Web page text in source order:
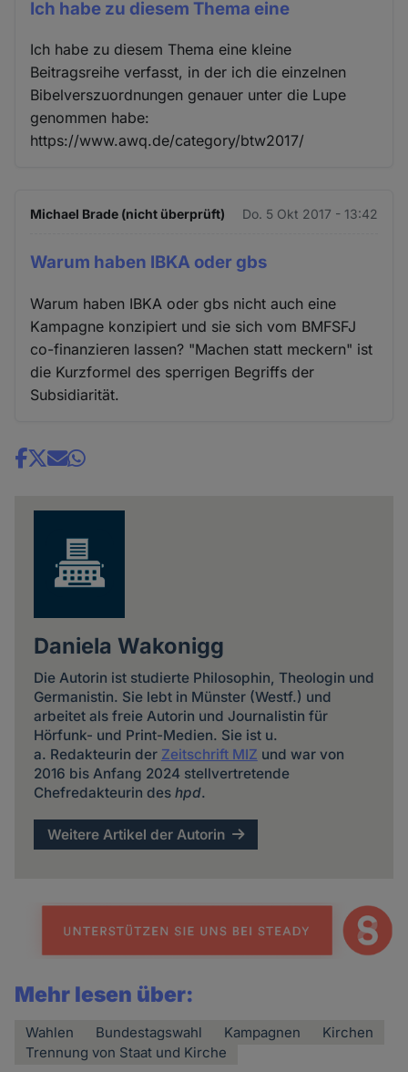
Ich habe zu diesem Thema eine
Ich habe zu diesem Thema eine kleine
Beitragsreihe verfasst, in der ich die einzelnen
Bibelverszuordnungen genauer unter die Lupe
genommen habe:
https://www.awq.de/category/btw2017/
Michael Brade (nicht überprüft) Do. 5 Okt 2017 - 13:42
Warum haben IBKA oder gbs
Warum haben IBKA oder gbs nicht auch eine
Kampagne konzipiert und sie sich vom BMFSFJ
co-finanzieren lassen? "Machen statt meckern" ist
die Kurzformel des sperrigen Begriffs der
Subsidiarität.
Share
Daniela Wakonigg
Die Autorin ist studierte Philosophin, Theologin und
Germanistin. Sie lebt in Münster (Westf.) und
arbeitet als freie Autorin und Journalistin für
Hörfunk- und Print-Medien. Sie ist u.
a. Redakteurin der Zeitschrift MIZ und war von
2016 bis Anfang 2024 stellvertretende
Chefredakteurin des hpd.
Weitere Artikel der Autorin
Mehr lesen über:
Wahlen Bundestagswahl Kampagnen
Kirchen
Trennung von Staat und Kirche